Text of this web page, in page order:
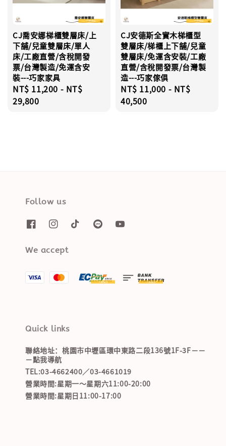
CJ喬安娜梯櫃雙層床/上
下舖/兒童雙層床/單人
床/工廠直營/含稅開發
票/台灣製造/免運含安
裝---巧家家具
Regular
price
NT$ 11,200 - NT$
29,800
CJ安德斯全實木梯櫃型
雙層床/梯櫃上下舖/兒童
雙層床/免運含安裝/工廠
直營/含稅開發票/台灣製
造---巧家傢俱
Regular
price
NT$ 11,000 - NT$
40,500
Follow us
We accept
Quick links
聯絡地址：桃園市中壢區環中東路二段136號1F-3F－－
－點我導航
TEL:03-4662400／03-4661019
營業時間:星期一～星期六11:00-20:00
營業時間:星期日11:00-17:00